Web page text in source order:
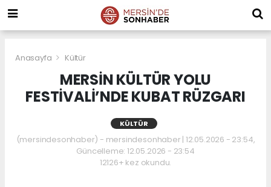
Anasayfa Kültür
MERSİN KÜLTÜR YOLU
FESTİVALİ’NDE KUBAT RÜZGARI
KÜLTÜR
(mersindesonhaber) - mersindesonhaber | 12.05.2026 - 23:54,
Güncelleme: 12.05.2026 - 23:54
12126+ kez okundu.